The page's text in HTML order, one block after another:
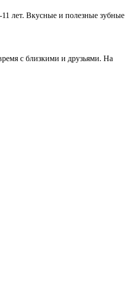
лет. Вкусные и полезные зубные
с близкими и друзьями. На